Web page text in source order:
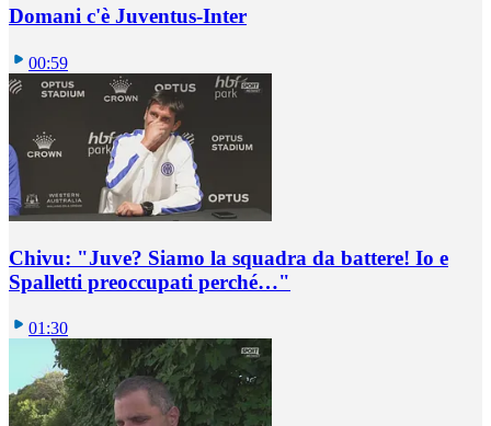
Domani c'è Juventus-Inter
00:59
Chivu: "Juve? Siamo la squadra da battere! Io e
Spalletti preoccupati perché…"
01:30